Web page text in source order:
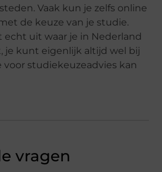
Vaak kun je zelfs online
de keuze van je studie.
uit waar je in Nederland
je kunt eigenlijk altijd wel bij
studiekeuzeadvies kan
vragen